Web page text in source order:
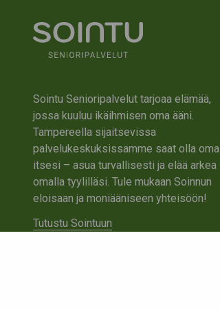
Sointu Senioripalvelut tarjoaa elämää,
jossa kuuluu ikäihmisen oma ääni.
Tampereella sijaitsevissa
palvelukeskuksissamme saat olla oma
itsesi – asua turvallisesti ja elää arkea
omalla tyylilläsi. Tule mukaan Soinnun
eloisaan ja moniääniseen yhteisöön!
Tutustu Sointuun